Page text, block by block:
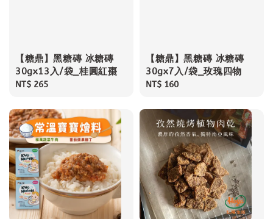
【糖鼎】黑糖磚 冰糖磚
30gx13入/袋_桂圓紅棗
Regular
NT$ 265
【糖鼎】黑糖磚 冰糖磚
30gx7入/袋_玫瑰四物
Regular
NT$ 160